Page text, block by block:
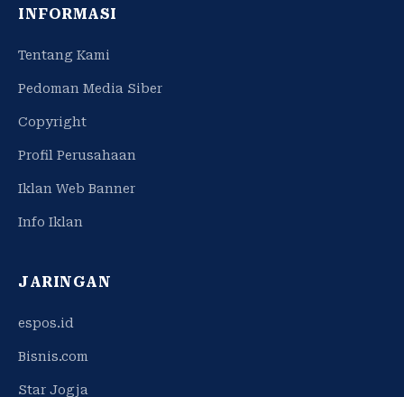
INFORMASI
Tentang Kami
Pedoman Media Siber
Copyright
Profil Perusahaan
Iklan Web Banner
Info Iklan
JARINGAN
espos.id
Bisnis.com
Star Jogja